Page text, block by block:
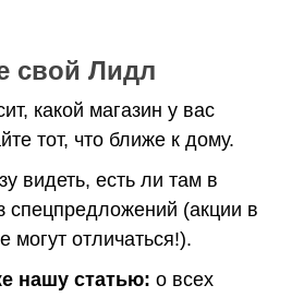
свой Лидл
какой магазин у вас
тот, что ближе к дому.
видеть, есть ли там в
спецпредложений (акции в
могут отличаться!).
нашу статью: о всех